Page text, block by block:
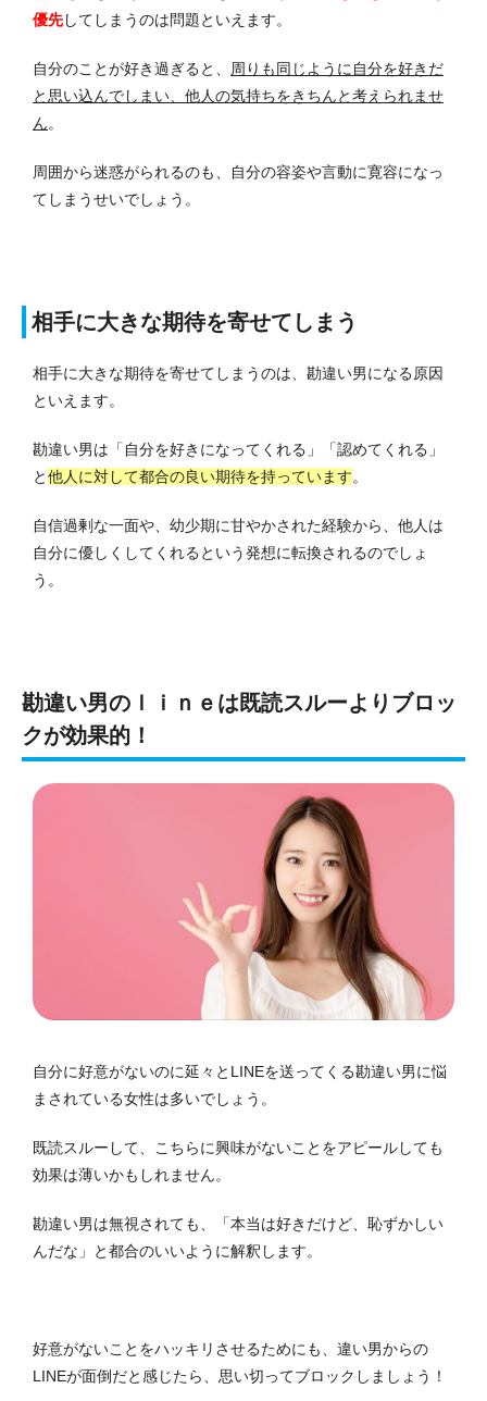
優先してしまうのは問題といえます。
自分のことが好き過ぎると、
周りも同じように自分を好きだ
と思い込んでしまい、他人の気持ちをきちんと考えられませ
ん。
周囲から迷惑がられるのも、自分の容姿や言動に寛容になっ
てしまうせいでしょう。
相手に大きな期待を寄せてしまう
相手に大きな期待を寄せてしまうのは、勘違い男になる原因
といえます。
勘違い男は「自分を好きになってくれる」「認めてくれる」
と他人に対して都合の良い期待を持っています。
自信過剰な一面や、幼少期に甘やかされた経験から、他人は
自分に優しくしてくれるという発想に転換されるのでしょ
う。
勘違い男のｌｉｎｅは既読スルーよりブロッ
クが効果的！
自分に好意がないのに延々とLINEを送ってくる勘違い男に悩
まされている女性は多いでしょう。
既読スルーして、こちらに興味がないことをアピールしても
効果は薄いかもしれません。
勘違い男は無視されても、「本当は好きだけど、恥ずかしい
んだな」と都合のいいように解釈します。
好意がないことをハッキリさせるためにも、違い男からの
LINEが面倒だと感じたら、思い切ってブロックしましょう！